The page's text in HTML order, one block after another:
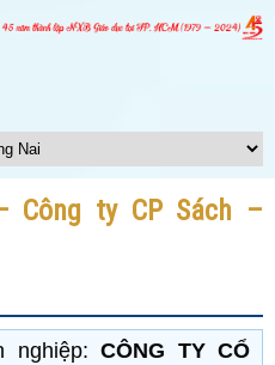
ty CP Sách –
nghiệp:CÔNG TY CỔ